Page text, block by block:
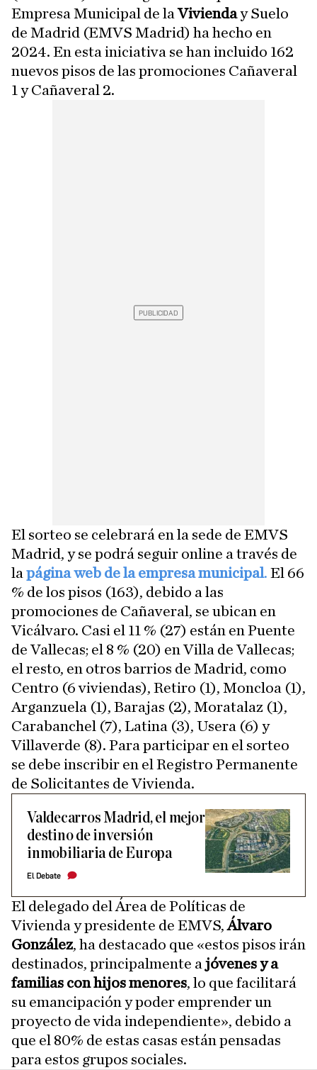
Empresa Municipal de la Vivienday Suelo
de Madrid (EMVS Madrid) ha hecho en
2024. En esta iniciativa se han incluido 162
nuevos pisos de las promociones Cañaveral
1 y Cañaveral 2.
El sorteo se celebrará en la sede de EMVS
Madrid, y se podrá seguir online a través de
la página web de la empresa municipal. El 66
% de los pisos (163), debido a las
promociones de Cañaveral, se ubican en
Vicálvaro. Casi el 11 % (27) están en Puente
de Vallecas; el 8 % (20) en Villa de Vallecas;
el resto, en otros barrios de Madrid, como
Centro (6 viviendas), Retiro (1), Moncloa (1),
Arganzuela (1), Barajas (2), Moratalaz (1),
Carabanchel (7), Latina (3), Usera (6) y
Villaverde (8). Para participar en el sorteo
se debe inscribir en el Registro Permanente
de Solicitantes de Vivienda.
Valdecarros Madrid, el mejor
destino de inversión
inmobiliaria de Europa
El Debate
El delegado del Área de Políticas de
Vivienda y presidente de EMVS,Álvaro
González, ha destacado que «estos pisos irán
destinados, principalmente a jóvenes y a
familias con hijos menores, lo que facilitará
su emancipación y poder emprender un
proyecto de vida independiente», debido a
que el 80% de estas casas están pensadas
para estos grupos sociales.